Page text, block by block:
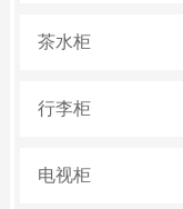
茶水柜
行李柜
电视柜